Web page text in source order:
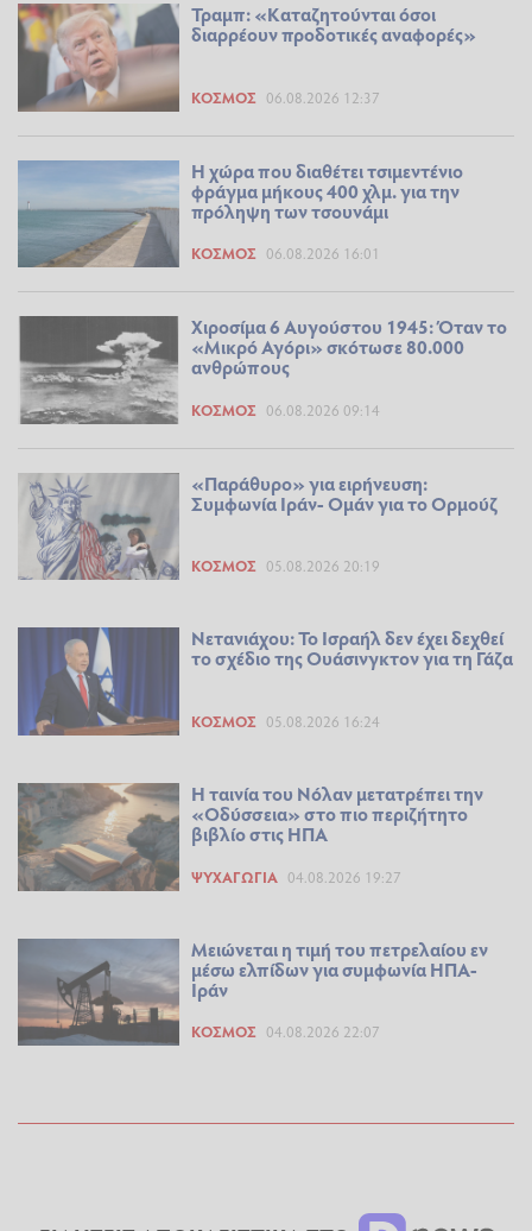
Τραμπ: «Καταζητούνται όσοι
διαρρέουν προδοτικές αναφορές»
ΚΌΣΜΟΣ 06.08.2026 12:37
Η χώρα που διαθέτει τσιμεντένιο
φράγμα μήκους 400 χλμ. για την
πρόληψη των τσουνάμι
ΚΌΣΜΟΣ 06.08.2026 16:01
Χιροσίμα 6 Αυγούστου 1945: Όταν το
«Μικρό Αγόρι» σκότωσε 80.000
ανθρώπους
ΚΌΣΜΟΣ 06.08.2026 09:14
«Παράθυρο» για ειρήνευση:
Συμφωνία Ιράν- Ομάν για το Ορμούζ
ΚΌΣΜΟΣ 05.08.2026 20:19
Νετανιάχου: Το Ισραήλ δεν έχει δεχθεί
το σχέδιο της Ουάσινγκτον για τη Γάζα
ΚΌΣΜΟΣ 05.08.2026 16:24
Η ταινία του Νόλαν μετατρέπει την
«Οδύσσεια» στο πιο περιζήτητο
βιβλίο στις ΗΠΑ
ΨΥΧΑΓΩΓΊΑ 04.08.2026 19:27
Μειώνεται η τιμή του πετρελαίου εν
μέσω ελπίδων για συμφωνία ΗΠΑ-
Ιράν
ΚΌΣΜΟΣ 04.08.2026 22:07